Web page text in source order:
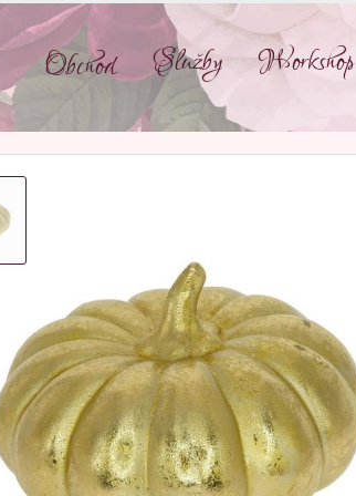
Obchod Služby Workshop